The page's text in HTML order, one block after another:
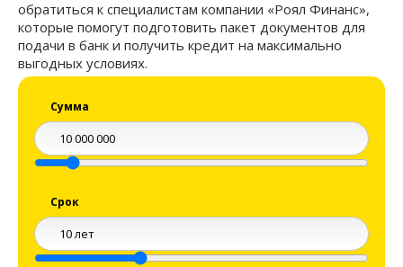
обратиться к специалистам компании «Роял Финанс»,
которые помогут подготовить пакет документов для
подачи в банк и получить кредит на максимально
выгодных условиях.
Сумма
Срок